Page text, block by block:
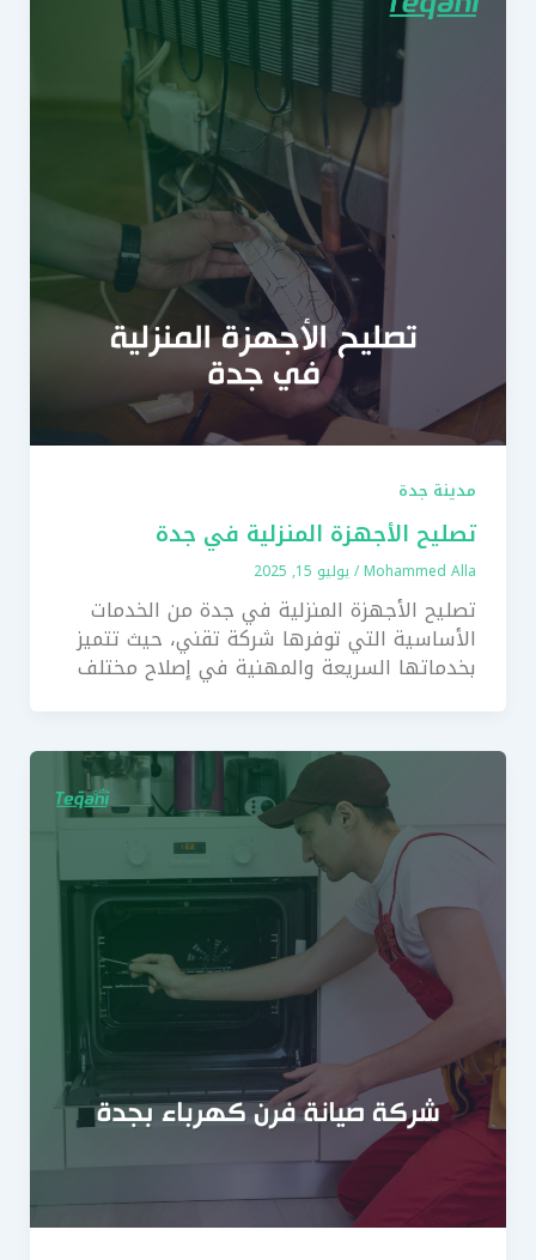
مدينة جدة
تصليح الأجهزة المنزلية في جدة
Mohammed Alla
/يوليو 15, 2025
تصليح الأجهزة المنزلية في جدة من الخدمات
الأساسية التي توفرها شركة تقني، حيث تتميز
بخدماتها السريعة والمهنية في إصلاح مختلف